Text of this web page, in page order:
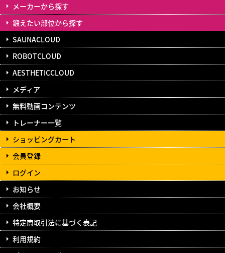
メーカーから探す
鍛えたい部位から探す
SAUNACLOUD
ROBOTCLOUD
AESTHETICCLOUD
メディア
無料動画コンテンツ
トレーナー一覧
ショッピングカート
会員登録
ログイン
お知らせ
会社概要
特定商取引法に基づく表記
利用規約